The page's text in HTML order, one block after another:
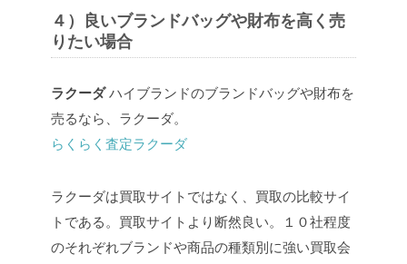
４）良いブランドバッグや財布を高く売
りたい場合
ラクーダハイブランドのブランドバッグや財布を
売るなら、ラクーダ。
らくらく査定ラクーダ
ラクーダは買取サイトではなく、買取の比較サイ
トである。買取サイトより断然良い。１０社程度
のそれぞれブランドや商品の種類別に強い買取会